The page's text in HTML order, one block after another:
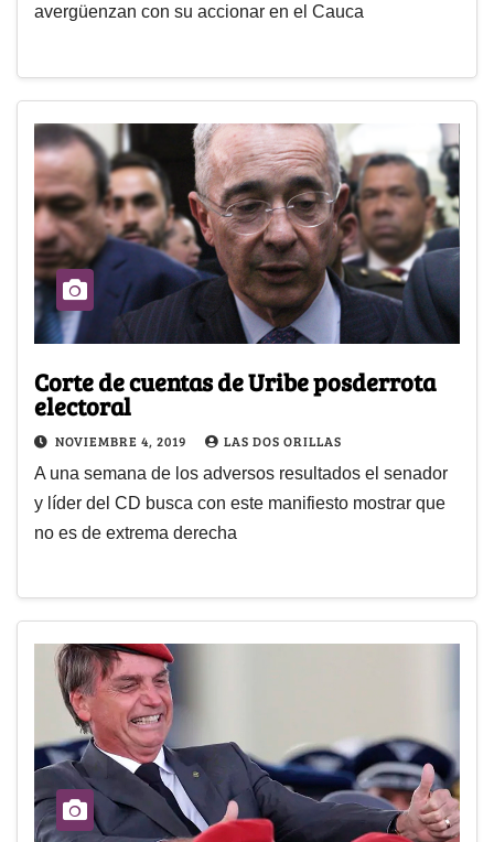
avergüenzan con su accionar en el Cauca
Corte de cuentas de Uribe posderrota
electoral
NOVIEMBRE 4, 2019 LAS DOS ORILLAS
A una semana de los adversos resultados el senador
y líder del CD busca con este manifiesto mostrar que
no es de extrema derecha